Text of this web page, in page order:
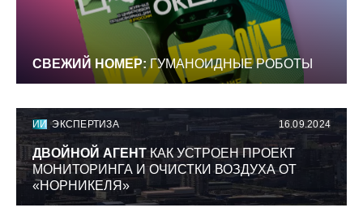
СВЕЖИЙ НОМЕР: ГУМАНОИДНЫЕ РОБОТЫ
ИИ ЭКСПЕРТИЗА 16.09.2024
ДВОЙНОЙ АГЕНТКАК УСТРОЕН ПРОЕКТ
МОНИТОРИНГА И ОЧИСТКИ ВОЗДУХА ОТ
«НОРНИКЕЛЯ»